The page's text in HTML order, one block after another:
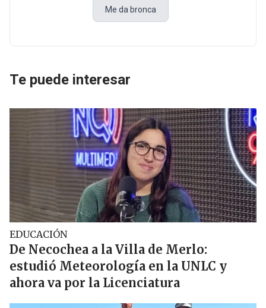
Me da bronca
Te puede interesar
EDUCACIÓN
De Necochea a la Villa de Merlo:
estudió Meteorología en la UNLC y
ahora va por la Licenciatura